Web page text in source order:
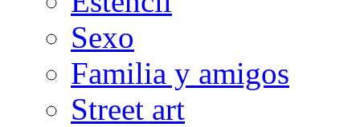
Sexo
Familia y amigos
Street art